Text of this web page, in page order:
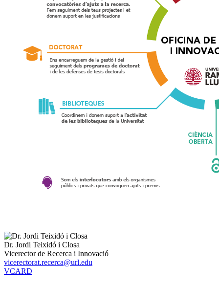
Dr. Jordi Teixidó i Closa
Vicerector de Recerca i Innovació
vicerectorat.recerca@url.edu
VCARD